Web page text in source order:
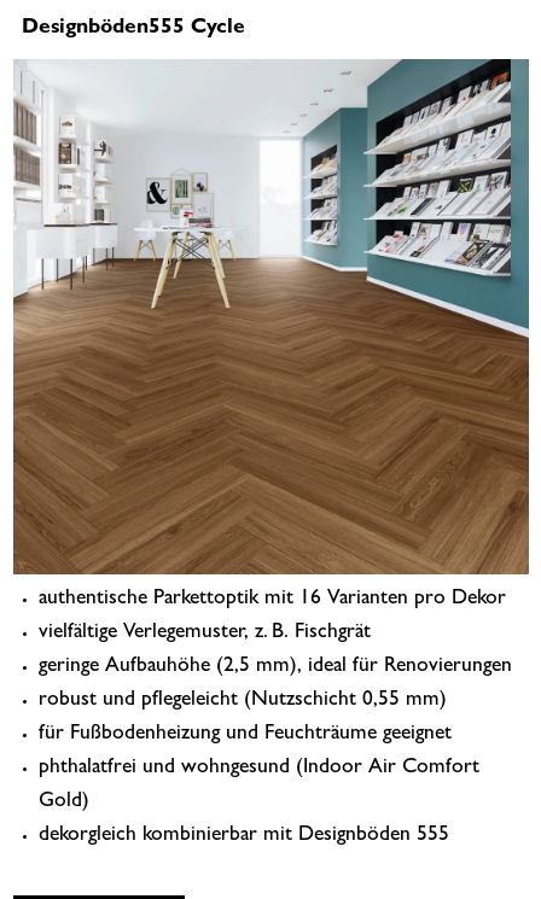
Designböden555 Cycle
authentische Parkettoptik mit 16 Varianten pro Dekor
vielfältige Verlegemuster, z. B. Fischgrät
geringe Aufbauhöhe (2,5 mm), ideal für Renovierungen
robust und pflegeleicht (Nutzschicht 0,55 mm)
für Fußbodenheizung und Feuchträume geeignet
phthalatfrei und wohngesund (Indoor Air Comfort
Gold)
dekorgleich kombinierbar mit Designböden 555